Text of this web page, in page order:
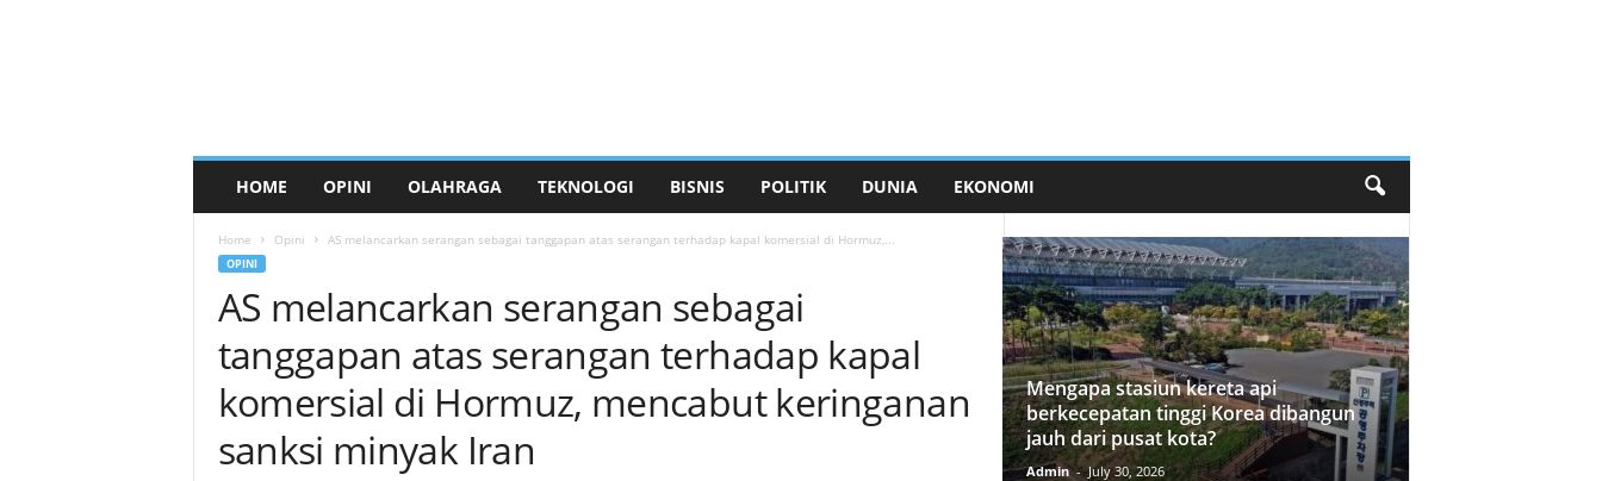
HOME OPINI OLAHRAGA TEKNOLOGI BISNIS POLITIK DUNIA EKONOMI
Home Opini AS melancarkan serangan sebagai tanggapan atas serangan terhadap kapal komersial di Hormuz,...
OPINI
AS melancarkan serangan sebagai
tanggapan atas serangan terhadap kapal
komersial di Hormuz, mencabut keringanan
sanksi minyak Iran
Mengapa stasiun kereta api
berkecepatan tinggi Korea dibangun
jauh dari pusat kota?
Admin - July 30, 2026